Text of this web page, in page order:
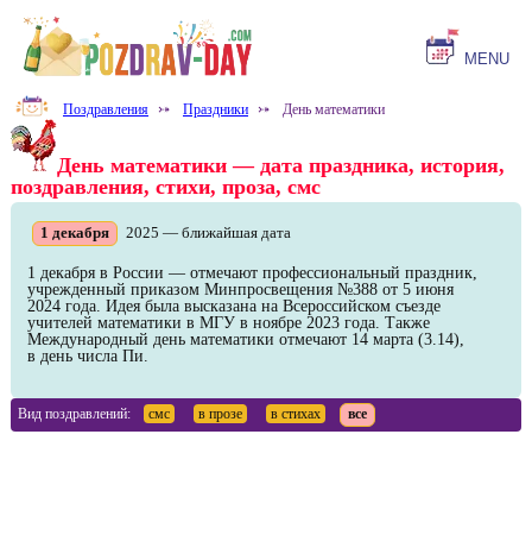
MENU
Поздравления ⤐ Праздники ⤐ День математики
День математики — дата праздника, история,
поздравления, стихи, проза, смс
1 декабря 2025 — ближайшая дата
1 декабря в России — отмечают профессиональный праздник,
учрежденный приказом Минпросвещения №388 от 5 июня
2024 года. Идея была высказана на Всероссийском съезде
учителей математики в МГУ в ноябре 2023 года. Также
Международный день математики отмечают 14 марта (3.14),
в день числа Пи.
Вид поздравлений: смс в прозе в стихах все